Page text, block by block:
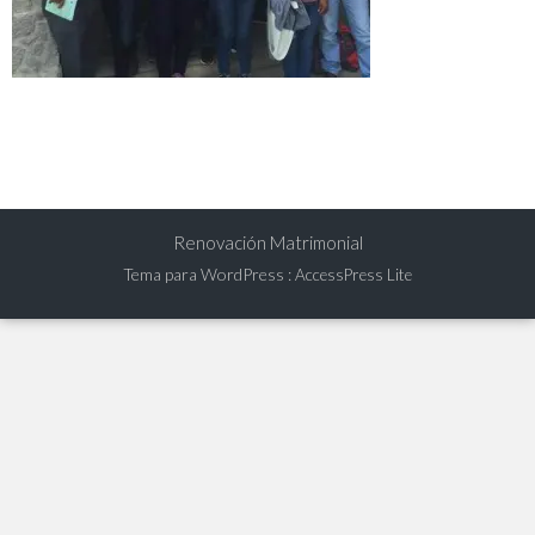
Renovación Matrimonial
Tema para WordPress :AccessPress Lite